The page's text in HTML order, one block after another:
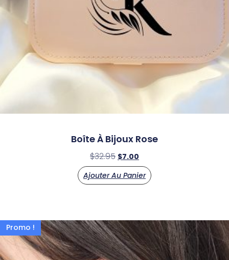
Boîte À Bijoux Rose
$32.95 $7.00
Ajouter Au Panier
Promo !